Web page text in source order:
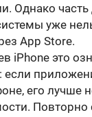
Однако часть
уже
App Store.
iPhone это
если
его лучше
Повторно